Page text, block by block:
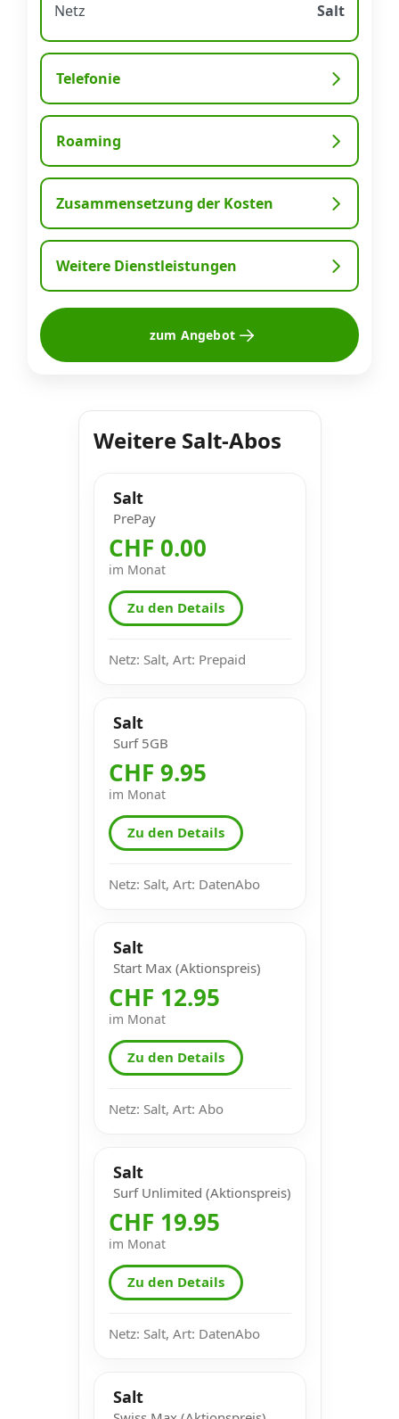
Netz
Salt
Telefonie
Roaming
Zusammensetzung der Kosten
Weitere Dienstleistungen
zum Angebot
Weitere Salt-Abos
Salt
PrePay
CHF 0.00
im Monat
Zu den Details
Netz: Salt, Art: Prepaid
Salt
Surf 5GB
CHF 9.95
im Monat
Zu den Details
Netz: Salt, Art: DatenAbo
Salt
Start Max (Aktionspreis)
CHF 12.95
im Monat
Zu den Details
Netz: Salt, Art: Abo
Salt
Surf Unlimited (Aktionspreis)
CHF 19.95
im Monat
Zu den Details
Netz: Salt, Art: DatenAbo
Salt